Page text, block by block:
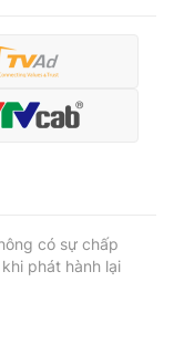
có sự chấp
phát hành lại